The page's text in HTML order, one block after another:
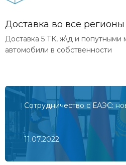
Доставка во все регионы
Доставка 5 ТК, ж\д и попутными
автомобили в собственности
Сотрудничество с ЕАЭС:
11.07.2022